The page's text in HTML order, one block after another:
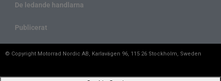
De ledande handlarna
Publicerat
© Copyright Motorrad Nordic AB, Karlavägen 96, 115 26 Stockholm, Sweden